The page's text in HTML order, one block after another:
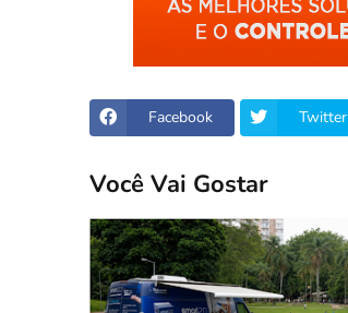
Facebook Twitter
Você Vai Gostar